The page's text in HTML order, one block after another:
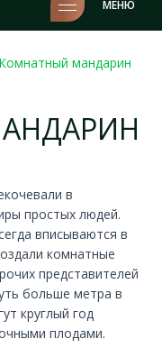
МЕНЮ
Комнатный мандарин
в
простых людей.
вписываются в
комнатные
представителей
больше метра в
круглый год
плодами.